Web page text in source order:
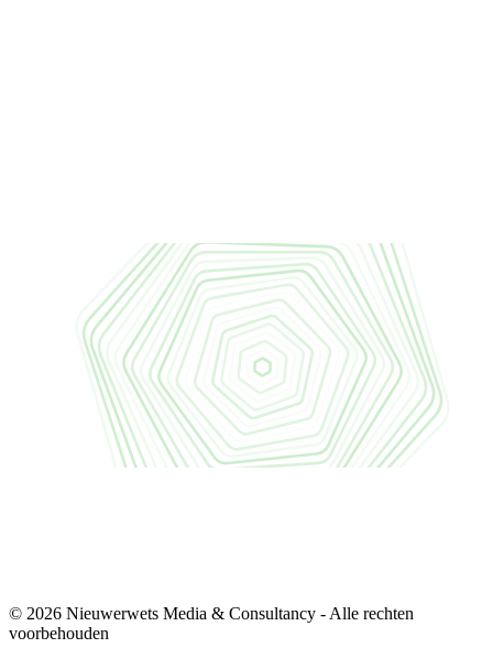
© 2026 Nieuwerwets Media & Consultancy - Alle rechten
voorbehouden